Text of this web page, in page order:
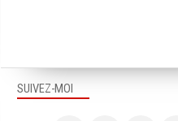
SUIVEZ-MOI